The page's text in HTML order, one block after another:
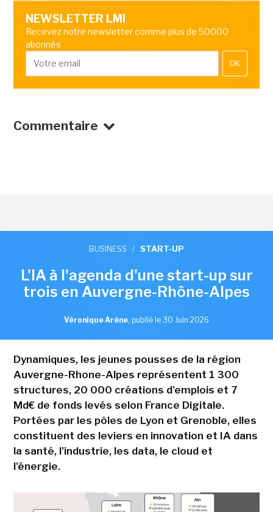
NEWSLETTER LMI
Recevez notre newsletter comme plus de 50000
abonnés
OK
Commentaire
BUSINESS / START-UP
L'IA à l'agenda d'une start-up sur
trois en Auvergne-Rhône-Alpes
Véronique Arène, publié le 30 Juin 2026
Dynamiques, les jeunes pousses de la région
Auvergne-Rhone-Alpes représentent 1 300
structures, 20 000 créations d'emplois et 7
Md€ de fonds levés selon France Digitale.
Portées par les pôles de Lyon et Grenoble, elles
constituent des leviers en innovation et IA dans
la santé, l'industrie, les data, le cloud et
l'énergie.